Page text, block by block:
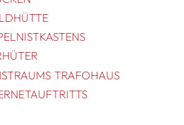
TRAFOHAUS